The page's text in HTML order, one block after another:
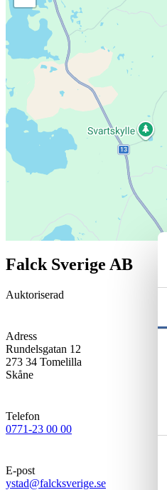
Falck Sverige AB
Auktoriserad
Adress
Rundelsgatan 12
273 34 Tomelilla
Skåne
Telefon
0771-23 00 00
E-post
ystad@falcksverige.se